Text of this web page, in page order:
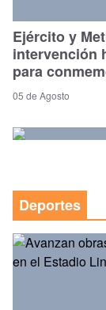
Ejército y
intervención
para
05 de Agosto
Deportes